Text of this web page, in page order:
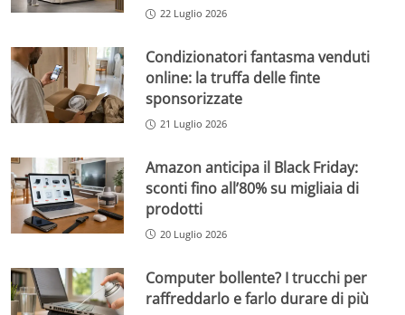
22 Luglio 2026
Condizionatori fantasma venduti
online: la truffa delle finte
sponsorizzate
21 Luglio 2026
Amazon anticipa il Black Friday:
sconti fino all’80% su migliaia di
prodotti
20 Luglio 2026
Computer bollente? I trucchi per
raffreddarlo e farlo durare di più